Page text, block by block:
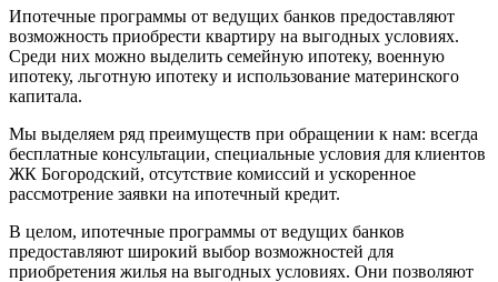
Ипотечные программы от ведущих банков предоставляют
возможность приобрести квартиру на выгодных условиях.
Среди них можно выделить семейную ипотеку, военную
ипотеку, льготную ипотеку и использование материнского
капитала.
Мы выделяем ряд преимуществ при обращении к нам: всегда
бесплатные консультации, специальные условия для клиентов
ЖК Богородский, отсутствие комиссий и ускоренное
рассмотрение заявки на ипотечный кредит.
В целом, ипотечные программы от ведущих банков
предоставляют широкий выбор возможностей для
приобретения жилья на выгодных условиях. Они позволяют